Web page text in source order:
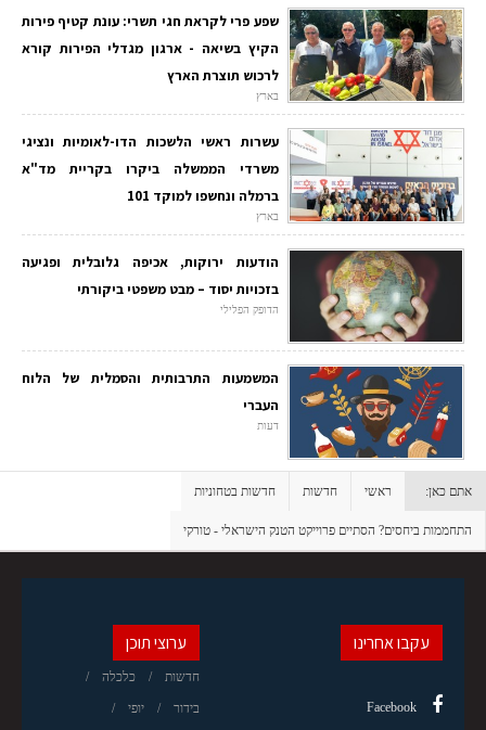
שפע פרי לקראת חגי תשרי: עונת קטיף פירות
הקיץ בשיאה - ארגון מגדלי הפירות קורא
לרכוש תוצרת הארץ
בארץ
עשרות ראשי הלשכות הדו-לאומיות ונציגי
משרדי הממשלה ביקרו בקריית מד"א
ברמלה ונחשפו למוקד 101
בארץ
הודעות ירוקות, אכיפה גלובלית ופגיעה
בזכויות יסוד – מבט משפטי ביקורתי
הדופק הפלילי
המשמעות התרבותית והסמלית של הלוח
העברי
דעות
אתם כאן: ראשי חדשות חדשות בטחוניות
התחממות ביחסים? הסתיים פרוייקט הטנק הישראלי - טורקי
ערוצי תוכן
חדשות כלכלה
בידור יופי
עקבו אחרינו
Facebook